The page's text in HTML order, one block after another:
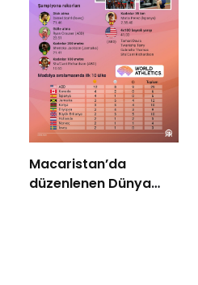
Macaristan’da
düzenlenen Dünya